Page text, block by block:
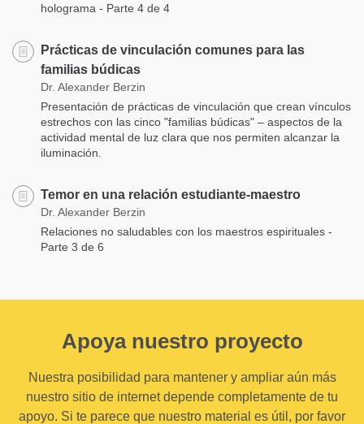
holograma - Parte 4 de 4
Prácticas de vinculación comunes para las
familias búdicas
Dr. Alexander Berzin
Presentación de prácticas de vinculación que crean vínculos
estrechos con las cinco "familias búdicas" – aspectos de la
actividad mental de luz clara que nos permiten alcanzar la
iluminación.
Temor en una relación estudiante-maestro
Dr. Alexander Berzin
Relaciones no saludables con los maestros espirituales -
Parte 3 de 6
Apoya nuestro proyecto
Nuestra posibilidad para mantener y ampliar aún más
nuestro sitio de internet depende completamente de tu
apoyo. Si te parece que nuestro material es útil, por favor